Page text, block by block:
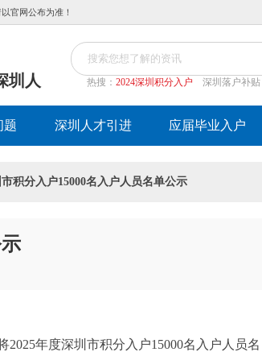
官网公布为准！
圳人
热搜： 2024深圳积分入户 深圳落户补贴
题 深圳人才引进 应届毕业入户
积分入户15000名入户人员名单公示
年度深圳市积分入户15000名入户人员名